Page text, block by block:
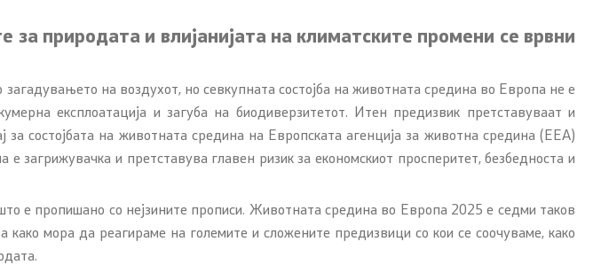
природата и влијанијата на климатските промени се врвни
на воздухот, но севкупната состојба на животната средина во Европа не е
експлоатација и загуба на биодиверзитетот. Итен предизвик претставуваат и
состојбата на животната средина на Европската агенција за животна средина (ЕЕА)
и претставува главен ризик за економскиот просперитет, безбедноста и
е пропишано со нејзините прописи. Животната средина во Европа 2025 е седми таков
мора да реагираме на големите и сложените предизвици со кои се соочуваме, како